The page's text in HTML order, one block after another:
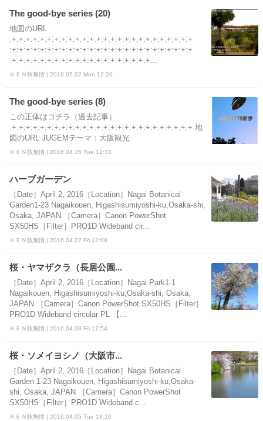
The good-bye series (20)
地図のURL
:+:+:+:+:+:+:+:+:+:+:+:+:+:+:+:+:+:+:+:+:+:+:+:+:+:+
:+:+:+:+:+:+:+:+:+:+:+:+:+:+:+:+:+:+:+:+:+:+:+:+:+:+
:+:+:+:+:+:+:+:+:+:+:+:+:+:+:+:+:+:+:+:+...
ＫＥＮ技無情 | 2016.05.02 Mon 12:20
The good-bye series (8)
この正体はコチラ（過去記事）
:+:+:+:+:+:+:+:+:+:+:+:+:+:+:+:+:+:+:+:+:+:+:+:+:+:+ 地
図のURL JUGEMテーマ：大阪観光
ＫＥＮ技無情 | 2016.04.26 Tue 12:33
ハーブガーデン
［Date］April 2, 2016［Location］Nagai Botanical
Garden1-23 Nagaikouen, Higashisumiyoshi-ku,Osaka-shi,
Osaka, JAPAN ［Camera］Canon PowerShot
SX50HS［Filter］PRO1D Wideband cir...
ＫＥＮ技無情 | 2016.04.22 Fri 12:08
桜・ヤマザクラ（長居公園...
［Date］April 2, 2016［Location］Nagai Park1-1
Nagaikouen, Higashisumiyoshi-ku,Osaka-shi, Osaka,
JAPAN ［Camera］Canon PowerShot SX50HS［Filter］
PRO1D Wideband circular PL 【...
ＫＥＮ技無情 | 2016.04.08 Fri 17:54
桜・ソメイヨシノ（大阪市...
［Date］April 2, 2016［Location］Nagai Botanical
Garden 1-23 Nagaikouen, Higashisumiyoshi-ku,Osaka-
shi, Osaka, JAPAN ［Camera］Canon PowerShot
SX50HS［Filter］PRO1D Wideband c...
ＫＥＮ技無情 | 2016.04.05 Tue 18:20